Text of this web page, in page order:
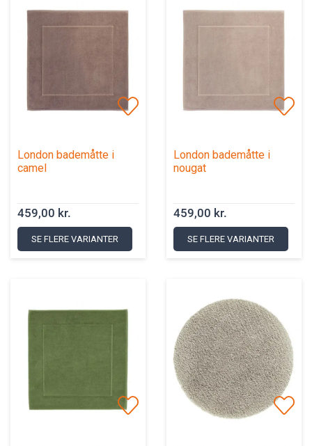
London bademåtte i
camel
459,00 kr.
SE FLERE VARIANTER
London bademåtte i
nougat
459,00 kr.
SE FLERE VARIANTER